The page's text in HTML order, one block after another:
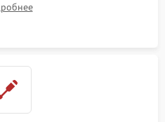
контактов и замена